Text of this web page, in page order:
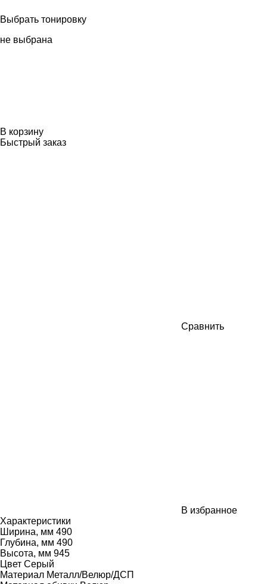
Выбрать тонировку
не выбрана
В корзину
Быстрый заказ
Сравнить
В избранное
Характеристики
Ширина, мм 490
Глубина, мм 490
Высота, мм 945
Цвет Серый
Материал Металл/Велюр/ДСП